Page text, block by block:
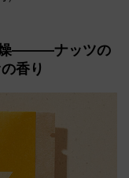
―――ナッツの
香り